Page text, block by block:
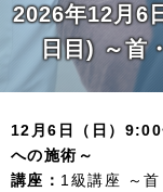
2026年12月6
日目) ～首
12月6日（日）
への施術～
講座： 1級講座 ～